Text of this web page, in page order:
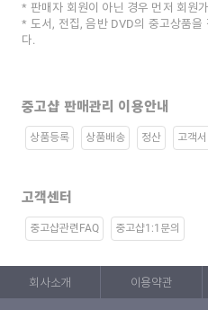
판매자 회원이 아닌 경우 먼저 회원
도서, 전집, 음반 DVD의 중고상품을
다.
중고샵 판매관리 이용안내
상품등록 상품배송 정산 고객
고객센터
중고샵관련FAQ 중고샵1:1문의
회사소개 이용약관